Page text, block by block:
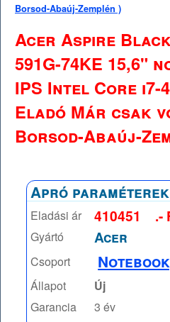
Borsod-Abaúj-Zemplén )
Acer Aspire
591G-74KE 15,6"
IPS Intel Core i7-
Eladó Már csak
Borsod-Abaúj-
Apró paraméterek
Eladási ár 410451 .-
Gyártó Acer
Csoport
Állapot
Új
Garancia
3 év